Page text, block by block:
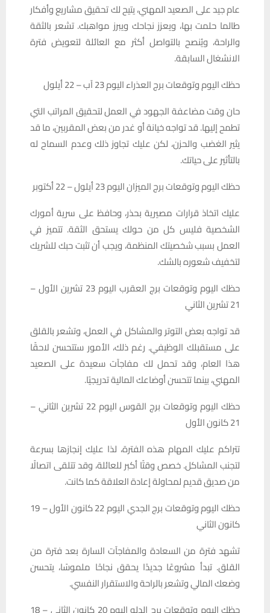
عام جيد على الصعيد المهني، يتيح لك تحقيق مشاريع وأفكار
طالما حلمت بها، ويعزز نجاحك ويبرز مواهبك. تشعر بالثقة
والراحة، ويُنصح بالتواصل أكثر مع العائلة لتعويض فترة
الانشغال السابقة.
حظك اليوم وتوقعات برج العذراء اليوم 23 آب – 22 أيلول
حان وقت مضاعفة الجهود في العمل لتحقيق المراتب التي
تطمح إليها. قد تواجه خيانة أو غدر من بعض المقربين، ما قد
يثير الغضب والحزن، لكن عليك تجاوز ذلك وعدم السماح له
بالتأثير على حياتك.
حظك اليوم وتوقعات برج الميزان اليوم 23 أيلول – 22 أکتوبر
عليك اتخاذ قرارات مصيرية بحذر، وحافظ على سرية أمورك
الشخصية فليس كل من حولك يستحق الثقة. تتميز في
العمل بسبب شخصيتك المنظمة، ويجب أن تثبت حبك للشريك
لتخفيف شعوره بالشك.
حظك اليوم وتوقعات برج العقرب اليوم 23 تشرين الأول –
21 تشرين الثاني
قد تواجه بعض التوتر والمشاكل في العمل، وتشعر بالقلق
على مستقبلك الوظيفي. رغم ذلك، الأمور ستتحسن لاحقًا
هذا العام، وقد تحمل لك مفاجآت سعيدة على الصعيد
المهني، بينما تتحسن أوضاعك المالية تدريجيًا.
حظك اليوم وتوقعات برج القوس اليوم 22 تشرين الثاني –
21 كانون الأول
تتراكم عليك المهام هذه الفترة، لذا عليك إنجازها بسرعة
لتجنب المشاكل. خصص وقتًا أكبر للعائلة، وقد تتلقى اتصالًا
من صديق قديم لمحاولة إعادة العلاقة كما كانت.
حظك اليوم وتوقعات برج الجدي اليوم 22 كانون الأول – 19
كانون الثاني
تشهد فترة من السعادة والمفاجآت السارة بعد فترة من
القلق. تبدأ مشروعًا جديدًا يحقق نجاحًا ملموسًا، يتحسن
وضعك المالي وتشعر بالراحة والاستقرار النفسي.